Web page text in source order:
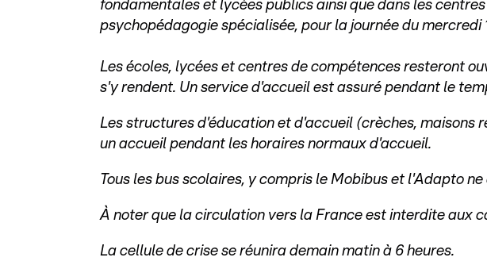
fondamentales et lycées publics ainsi que dans les
psychopédagogie spécialisée, pour la journée du mercredi
Les écoles, lycées et centres de compétences resteront
s'y rendent. Un service d'accueil est assuré pendant le
Les structures d'éducation et d'accueil (crèches, maisons
un accueil pendant les horaires normaux d'accueil.
Tous les bus scolaires, y compris le Mobibus et l'Adapto
À noter que la circulation vers la France est interdite aux
La cellule de crise se réunira demain matin à 6 heures.